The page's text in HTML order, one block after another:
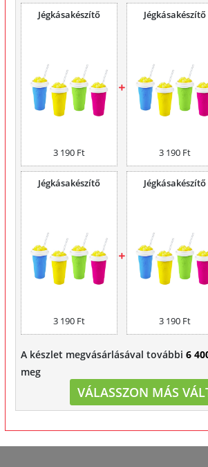
Jégkásakészítő
3 190 Ft
Jégkásakészítő
3 190 Ft
Jégkásakészítő
3 190 Ft
Jégkásakészítő
3 190 Ft
A készlet megvásárlásával további 6
meg
VÁLASSZON MÁS